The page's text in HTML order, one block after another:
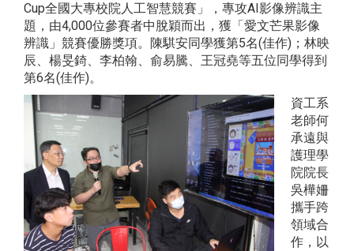
Cup全國大專校院人工智慧競賽」，專攻AI影像辨識主
題，由4,000位參賽者中脫穎而出，獲「愛文芒果影像
辨識」競賽優勝獎項。陳騏安同學獲第5名(佳作)；林映
辰、楊旻錡、李柏翰、俞易騰、王冠堯等五位同學得到
第6名(佳作)。
資工系
老師何
承遠與
護理學
院院長
吳樺姍
攜手跨
領域合
作，以